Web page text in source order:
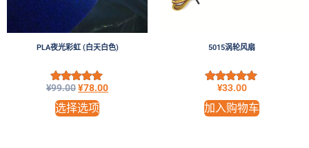
PLA夜光彩虹 (白天白色)
评分
5.00
&sol; 5
¥99.00¥78.00
选择选项
5015涡轮风扇
评分
5.00
&sol; 5
¥33.00
加入购物车